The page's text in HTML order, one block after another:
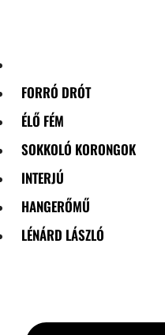
FORRÓ DRÓT
ÉLŐ FÉM
SOKKOLÓ KORONGOK
INTERJÚ
HANGERŐMŰ
LÉNÁRD LÁSZLÓ